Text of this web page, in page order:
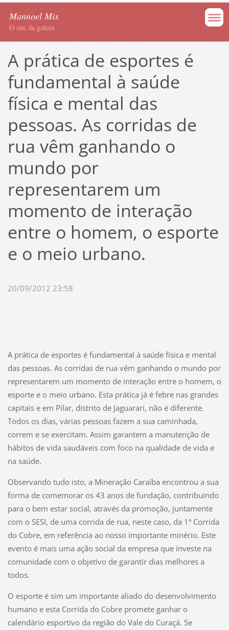
Mannoel Mix
O site da galera
A prática de esportes é
fundamental à saúde
física e mental das
pessoas. As corridas de
rua vêm ganhando o
mundo por
representarem um
momento de interação
entre o homem, o esporte
e o meio urbano.
20/09/2012 23:58
A prática de esportes é fundamental à saúde física e mental
das pessoas. As corridas de rua vêm ganhando o mundo por
representarem um momento de interação entre o homem, o
esporte e o meio urbano. Esta prática já é febre nas grandes
capitais e em Pilar, distrito de Jaguarari, não é diferente.
Todos os dias, várias pessoas fazem a sua caminhada,
correm e se exercitam. Assim garantem a manutenção de
hábitos de vida saudáveis com foco na qualidade de vida e
na saúde.
Observando tudo isto, a Mineração Caraíba encontrou a sua
forma de comemorar os 43 anos de fundação, contribuindo
para o bem estar social, através da promoção, juntamente
com o SESI, de uma corrida de rua, neste caso, da 1ª Corrida
do Cobre, em referência ao nosso importante minério. Este
evento é mais uma ação social da empresa que investe na
comunidade com o objetivo de garantir dias melhores a
todos.
O esporte é sim um importante aliado do desenvolvimento
humano e esta Corrida do Cobre promete ganhar o
calendário esportivo da região do Vale do Curaçá. Se